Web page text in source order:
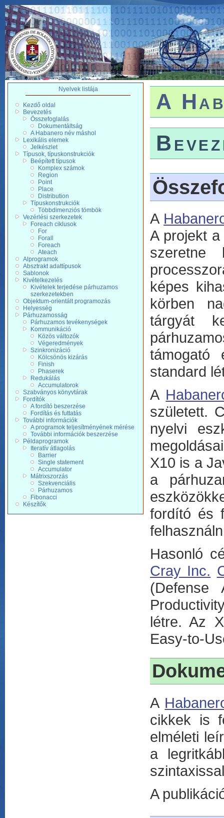
Nyelvek listája
Kezdő oldal
Bevezetés
Összefoglalás
Dokumentáltság
A Habanero név máshol
Lexikális elemek
Jelkészlet
Típusok, típuskonstrukciók
Beépített típusok
Komplex számok
Region
Point
Place
Distribution
Típuskonstrukciók
Többdimenziós tömbök
Vezérlési szerkezetek
Foreach ciklusok
For
Forall
Foreach
Ateach
Alprogramok
Absztrakt adattípusok
Sablonok
Kivételkezelés
Kivételek terjedése párhuzamos
szerkezetekben
Objektum-orientált programozás
Helyesség
Párhuzamosság
Párhuzamos tevékenységek
Kommunikáció
Közös változók
Végeredmények
Szinkronizáció
Kölcsönös kizárás
Finish
Phaserek
Redukálás
Accumulatorok
Szabványos könyvtárak
Fordítók
A fordító beszerzése
Fordítás és futtatás
További információk
A programok teljesítményének mérése
További információk beszerzése
Példaprogramok
Iteratív átlagolás
Barrier
Single statement
Accumulator
Mátrixszorzás
Szekvenciális
Párhuzamos
Fibonacci
Készítők
A
A
A projekt
szeretne
képes
körben
tárgyát
támogató
standard
A
született.
nyelvi
X10 is a
a
fordító és
Hasonló
Cray Inc.
(Defense
létre. Az
Easy-to-
A
cikkek is
elméleti
a
A